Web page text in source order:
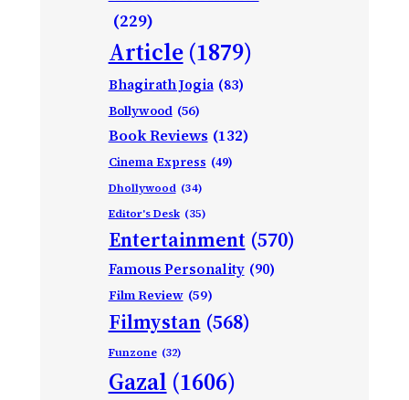
(229)
Article (1879)
Bhagirath Jogia (83)
Bollywood (56)
Book Reviews (132)
Cinema Express (49)
Dhollywood (34)
Editor's Desk (35)
Entertainment (570)
Famous Personality (90)
Film Review (59)
Filmystan (568)
Funzone (32)
Gazal (1606)